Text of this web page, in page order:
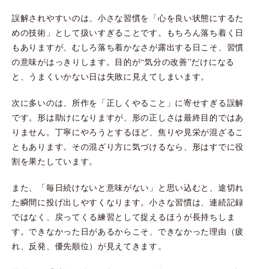
誤解されやすいのは、小さな習慣を「心を良い状態にするた
めの技術」として扱いすぎることです。もちろん落ち着く日
もありますが、むしろ落ち着かなさが露出する日こそ、習慣
の意味がはっきりします。目的が“気分の改善”だけになる
と、うまくいかない日は失敗に見えてしまいます。
次に多いのは、所作を「正しくやること」に寄せすぎる誤解
です。形は助けになりますが、形の正しさは最終目的ではあ
りません。丁寧にやろうとするほど、焦りや見栄が混ざるこ
ともあります。その混ざり方に気づけるなら、形はすでに役
割を果たしています。
また、「毎日続けないと意味がない」と思い込むと、途切れ
た瞬間に投げ出しやすくなります。小さな習慣は、連続記録
ではなく、戻ってくる練習として捉えるほうが長持ちしま
す。できなかった日があるからこそ、できなかった理由（疲
れ、反発、優先順位）が見えてきます。